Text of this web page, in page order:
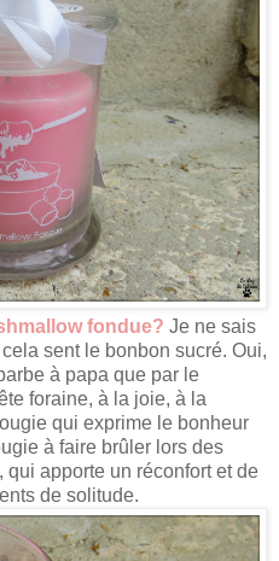
fondue? Je ne sais
sent le bonbon sucré. Oui,
à papa que par le
foraine, à la joie, à la
qui exprime le bonheur
à faire brûler lors des
apporte un réconfort et de
de solitude.